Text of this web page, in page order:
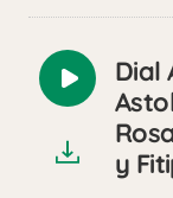
audio
Dial
y